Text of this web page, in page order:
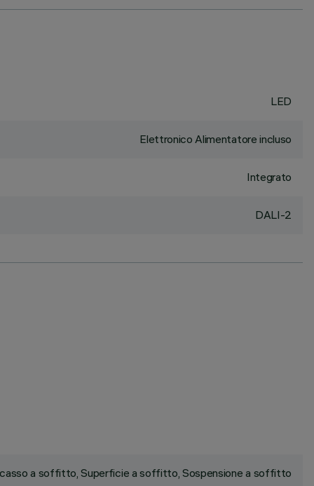
LED
Elettronico Alimentatore incluso
Integrato
DALI-2
a soffitto, Superficie a soffitto, Sospensione a soffitto